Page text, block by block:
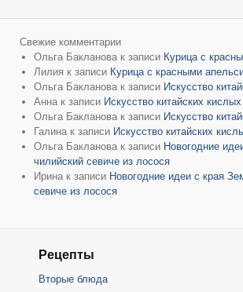
Свежие комментарии
Ольга Бакланова к записи Курица с
Лилия к записи Курица с красными
Ольга Бакланова к записи Искусство
Анна к записи Искусство китайских
Ольга Бакланова к записи Искусство
Галина к записи Искусство китайских
Ольга Бакланова к записи Новогодние
чилийский севиче из лосося
Ирина к записи Новогодние идеи с края
севиче из лосося
Рецепты
Вторые блюда